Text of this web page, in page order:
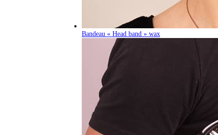
Bandeau « Head band » wax